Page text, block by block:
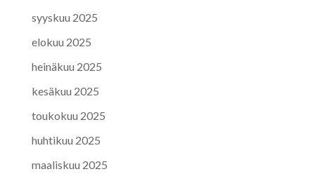
syyskuu 2025
elokuu 2025
heinäkuu 2025
kesäkuu 2025
toukokuu 2025
huhtikuu 2025
maaliskuu 2025